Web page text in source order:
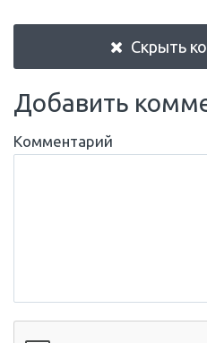
Скрыть
Добавить
Комментарий